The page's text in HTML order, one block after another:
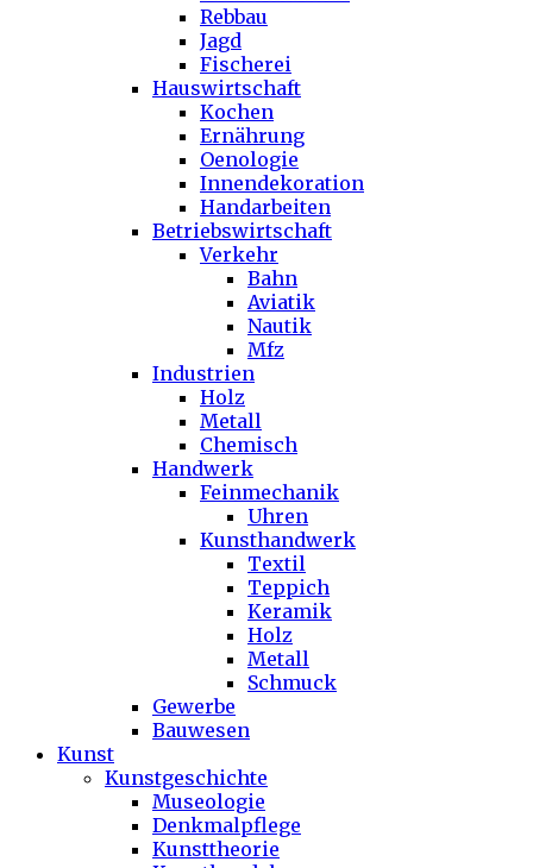
Rebbau
Jagd
Fischerei
Hauswirtschaft
Kochen
Ernährung
Oenologie
Innendekoration
Handarbeiten
Betriebswirtschaft
Verkehr
Bahn
Aviatik
Nautik
Mfz
Industrien
Holz
Metall
Chemisch
Handwerk
Feinmechanik
Uhren
Kunsthandwerk
Textil
Teppich
Keramik
Holz
Metall
Schmuck
Gewerbe
Bauwesen
Kunst
Kunstgeschichte
Museologie
Denkmalpflege
Kunsttheorie